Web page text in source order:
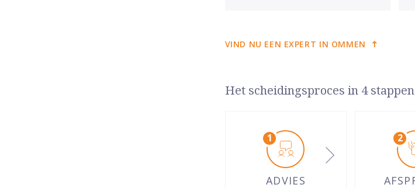
VIND NU EEN EXPERT IN OMMEN
Het scheidingsproces in 4 stappen
ADVIES